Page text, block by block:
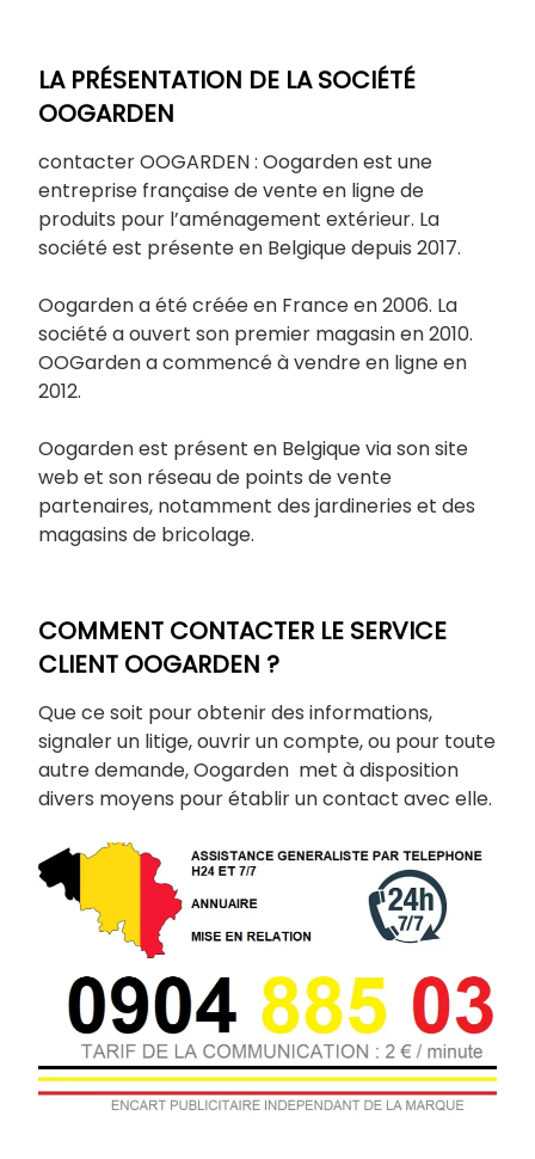
LA PRÉSENTATION DE LA SOCIÉTÉ
OOGARDEN
contacter OOGARDEN : Oogarden est une
entreprise française de vente en ligne de
produits pour l’aménagement extérieur. La
société est présente en Belgique depuis 2017.
Oogarden a été créée en France en 2006. La
société a ouvert son premier magasin en 2010.
OOGarden a commencé à vendre en ligne en
2012.
Oogarden est présent en Belgique via son site
web et son réseau de points de vente
partenaires, notamment des jardineries et des
magasins de bricolage.
COMMENT CONTACTER LE SERVICE
CLIENT OOGARDEN ?
Que ce soit pour obtenir des informations,
signaler un litige, ouvrir un compte, ou pour toute
autre demande, Oogarden met à disposition
divers moyens pour établir un contact avec elle.